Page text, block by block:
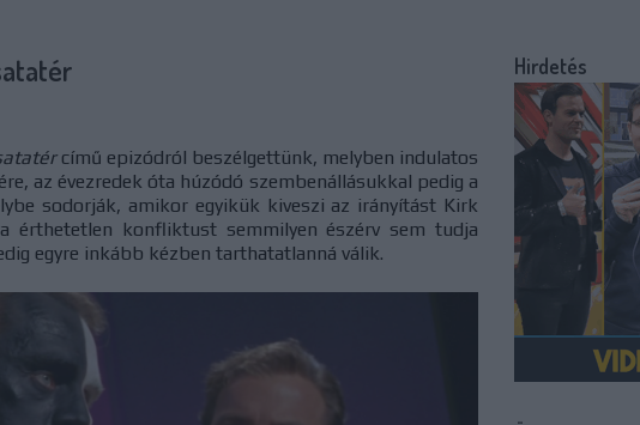
című epizódról beszélgettünk, melyben indulatos
az évezredek óta húzódó szembenállásukkal pedig a
sodorják, amikor egyikük kiveszi az irányítást Kirk
érthetetlen konfliktust semmilyen észérv sem tudja
egyre inkább kézben tarthatatlanná válik.
Hirdetés